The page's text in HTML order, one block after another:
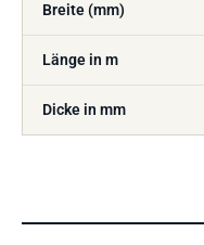
Breite (mm)
Länge in m
Dicke in mm